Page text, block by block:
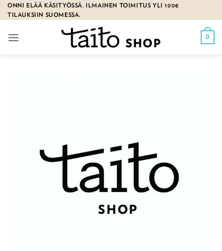
Skip
to
ONNI ELÄÄ KÄSITYÖSSÄ. ILMAINEN TOIMITUS YLI 100€
TILAUKSIIN SUOMESSA.
0